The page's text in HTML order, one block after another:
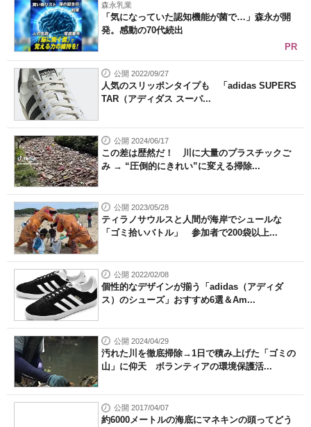
森永乳業
「気になっていた認知機能が菌で…」森永が開
発。感動の70代続出
PR
公開 2022/09/27
人気のスリッポンタイプも 「adidas SUPERS
TAR（アディダス スーパ...
公開 2024/06/17
この差は歴然だ！ 川に大量のプラスチックご
み → “圧倒的にきれい”に変える掃除...
公開 2023/05/28
ティラノサウルスと人間が海岸でシュールな
「ゴミ拾いバトル」 参加者で200袋以上...
公開 2022/02/08
個性的なデザインが揃う「adidas（アディダ
ス）のシューズ」おすすめ6選＆Am...
公開 2024/04/29
汚れた川を徹底掃除→1日で積み上げた「ゴミの
山」に仰天 ボランティアの環境保護活...
公開 2017/04/07
約6000メートルの海底にマネキンの頭ってどう